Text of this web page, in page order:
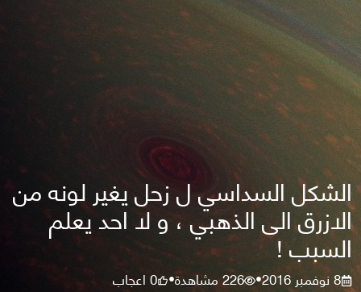
الشكل السداسي ل زحل يغير لونه من
الازرق الى الذهبي ، و لا احد يعلم
السبب !
8 نوفمبر 2016 •
226مشاهدة•
0اعجاب